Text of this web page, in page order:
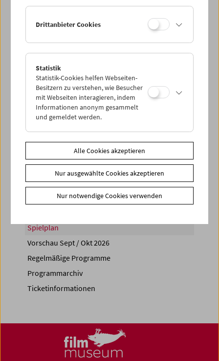
Sa 5.5.
PROGRAMM ÜBERBLICK
Share on
Spielplan
Vorschau Sept / Okt 2026
Regelmäßige Programme
Programmarchiv
Ticketinformationen
Drittanbieter Cookies
Statistik
Statistik-Cookies helfen Webseiten-
Besitzern zu verstehen, wie Besucher
mit Webseiten interagieren, indem
Informationen anonym gesammelt
und gemeldet werden.
Alle Cookies akzeptieren
Nur ausgewählte Cookies akzeptieren
Nur notwendige Cookies verwenden